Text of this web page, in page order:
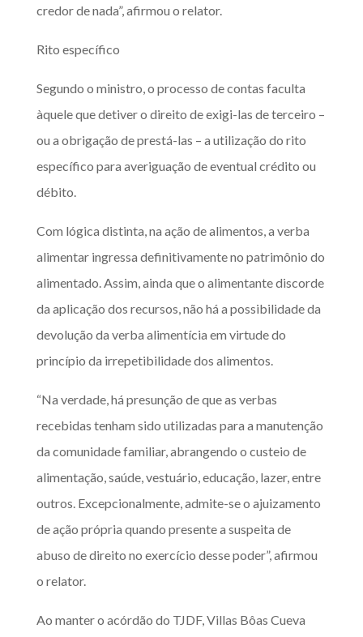
credor de nada”, afirmou o relator.
Rito específico
Segundo o ministro, o processo de contas faculta
àquele que detiver o direito de exigi-las de terceiro –
ou a obrigação de prestá-las – a utilização do rito
específico para averiguação de eventual crédito ou
débito.
Com lógica distinta, na ação de alimentos, a verba
alimentar ingressa definitivamente no patrimônio do
alimentado. Assim, ainda que o alimentante discorde
da aplicação dos recursos, não há a possibilidade da
devolução da verba alimentícia em virtude do
princípio da irrepetibilidade dos alimentos.
“Na verdade, há presunção de que as verbas
recebidas tenham sido utilizadas para a manutenção
da comunidade familiar, abrangendo o custeio de
alimentação, saúde, vestuário, educação, lazer, entre
outros. Excepcionalmente, admite-se o ajuizamento
de ação própria quando presente a suspeita de
abuso de direito no exercício desse poder”, afirmou
o relator.
Ao manter o acórdão do TJDF, Villas Bôas Cueva